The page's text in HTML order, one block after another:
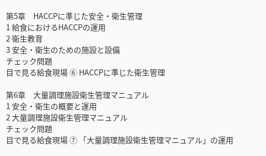
第5章 HACCPに準じた安全・衛生管理
1 給食におけるHACCPの運用
2 衛生教育
3 安全・衛生のための施設と設備
チェック問題
目で見る給食現場 ⑥ HACCPに準じた衛生管理
第6章 大量調理施設衛生管理マニュアル
1 安全・衛生の概要と運用
2 大量調理施設衛生管理マニュアル
チェック問題
目で見る給食現場 ⑦ 「大量調理施設衛生管理マニュアル」の運用